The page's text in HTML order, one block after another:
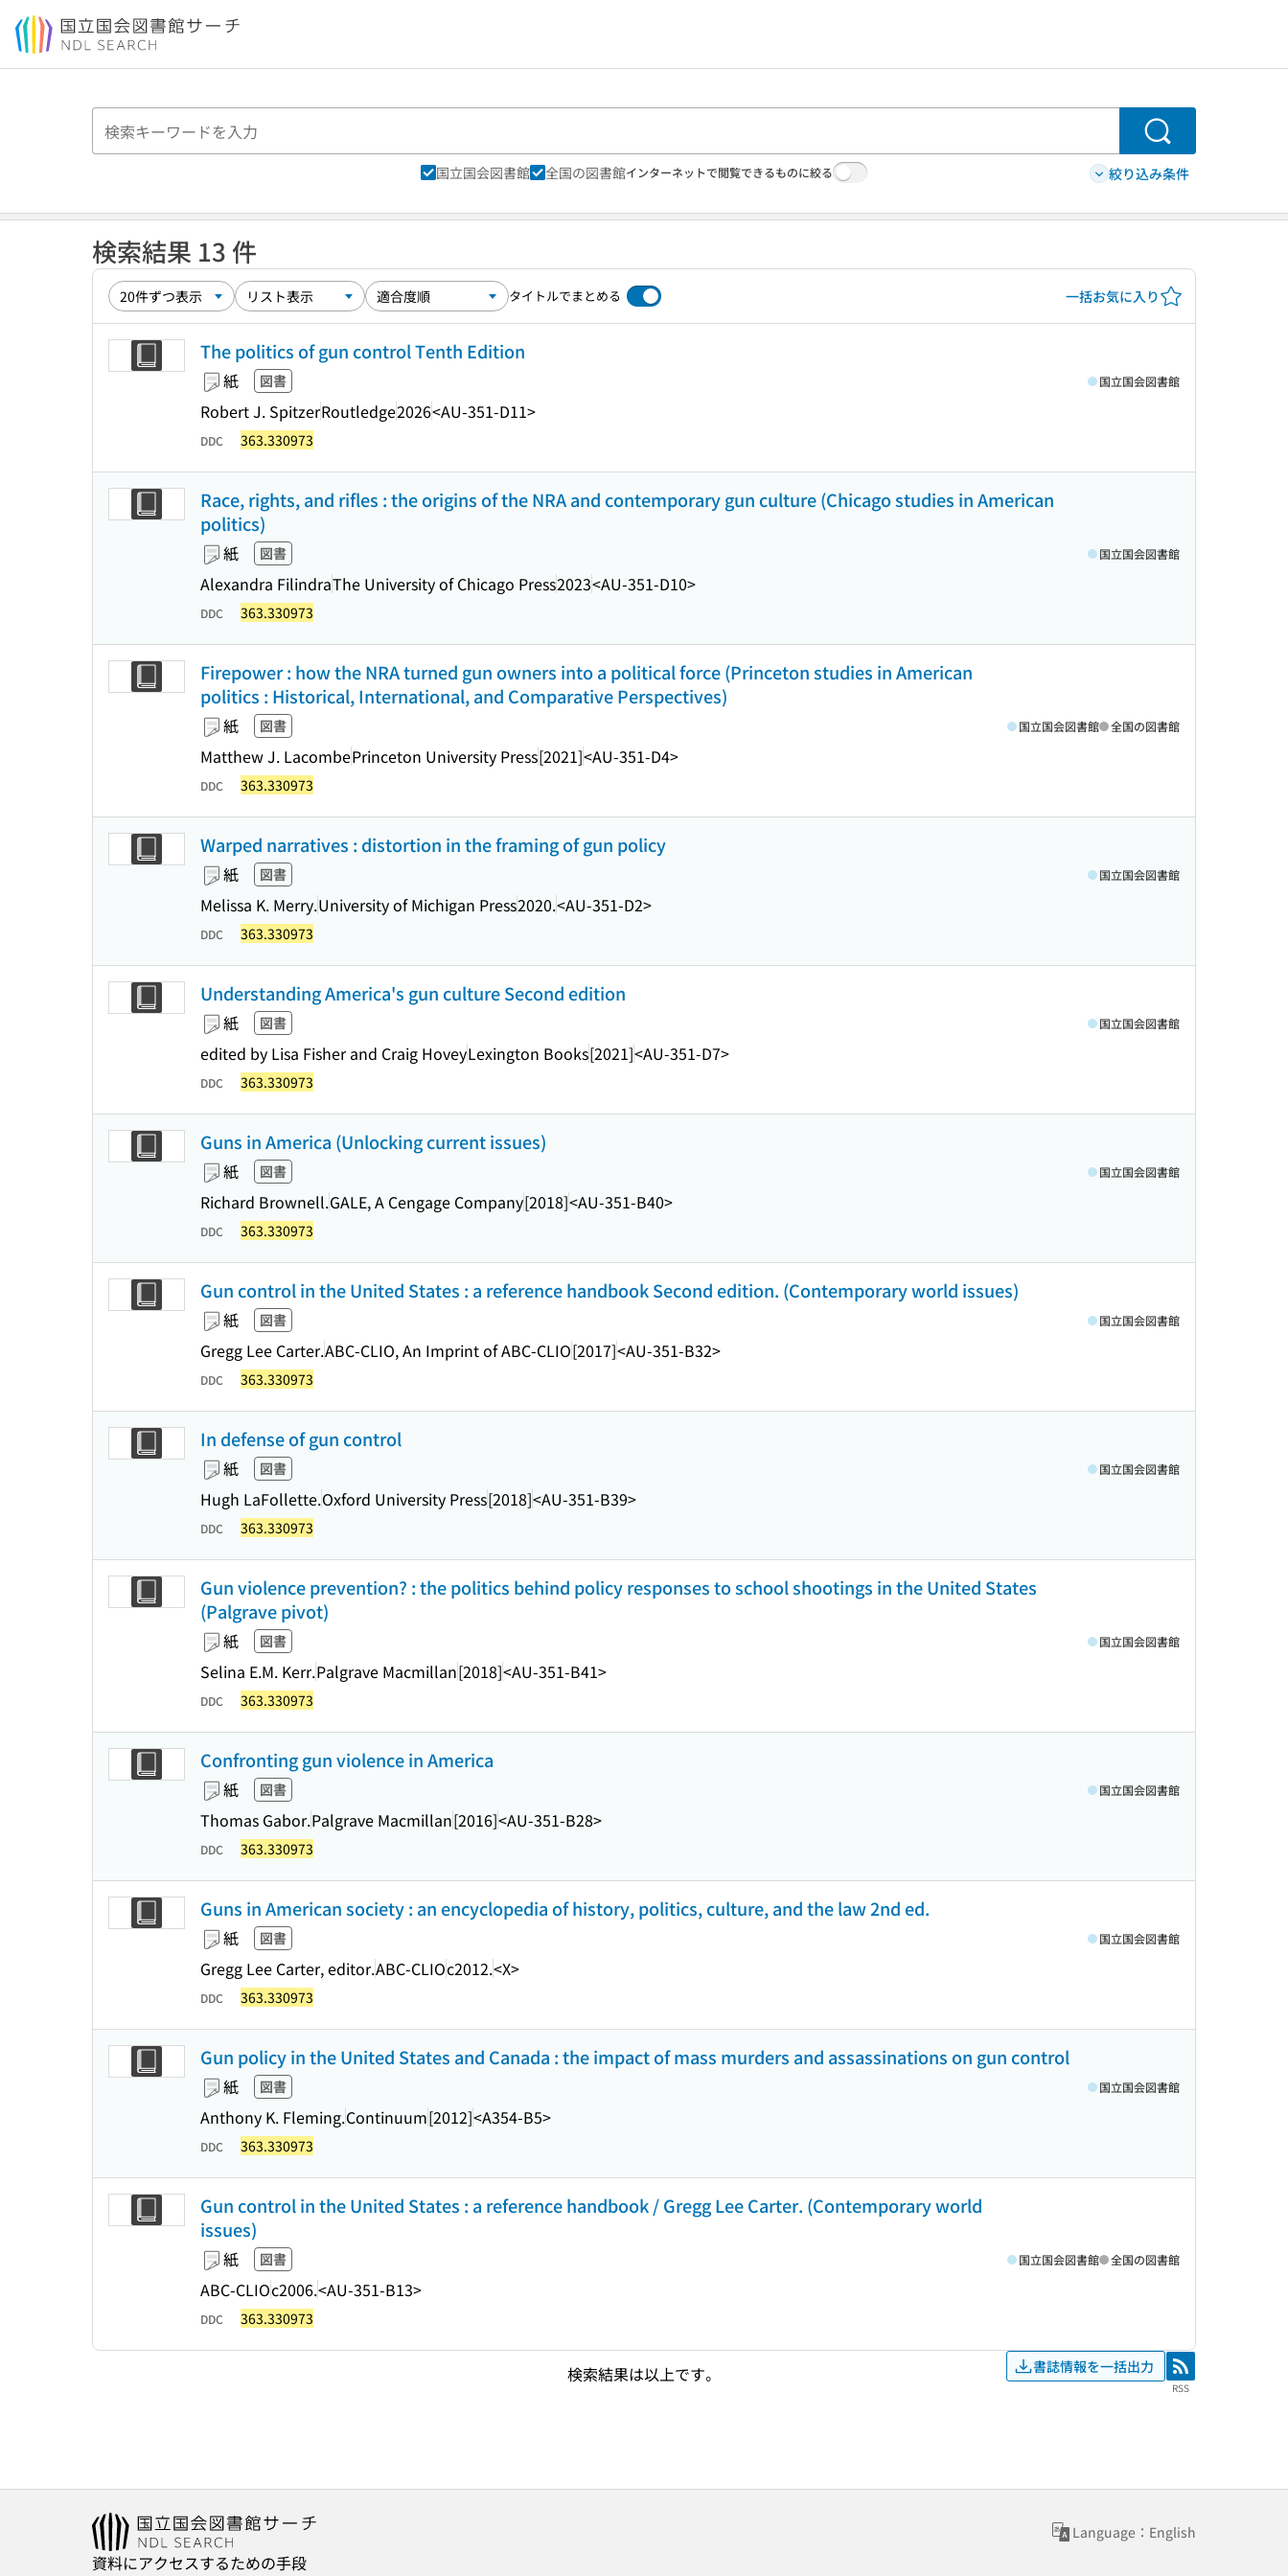
本文へ移動
検索
国立国会図書館 全国の図書館インターネットで閲覧できるものに絞る 絞り込み条件
検索結果 13 件
タイトルでまとめる 一括お気に入り
The politics of gun control Tenth Edition
紙 図書
Robert J. SpitzerRoutledge2026<AU-351-D11>
国立国会図書館
DDC 363.330973
Race, rights, and rifles : the origins of the NRA and contemporary gun culture (Chicago studies in American
politics)
紙 図書
Alexandra FilindraThe University of Chicago Press2023<AU-351-D10>
国立国会図書館
DDC 363.330973
Firepower : how the NRA turned gun owners into a political force (Princeton studies in American
politics : Historical, International, and Comparative Perspectives)
紙 図書
Matthew J. LacombePrinceton University Press[2021]<AU-351-D4>
国立国会図書館 全国の図書館
DDC 363.330973
Warped narratives : distortion in the framing of gun policy
紙 図書
Melissa K. Merry.University of Michigan Press2020.<AU-351-D2>
国立国会図書館
DDC 363.330973
Understanding America's gun culture Second edition
紙 図書
edited by Lisa Fisher and Craig HoveyLexington Books[2021]<AU-351-D7>
国立国会図書館
DDC 363.330973
Guns in America (Unlocking current issues)
紙 図書
Richard Brownell.GALE, A Cengage Company[2018]<AU-351-B40>
国立国会図書館
DDC 363.330973
Gun control in the United States : a reference handbook Second edition. (Contemporary world issues)
紙 図書
Gregg Lee Carter.ABC-CLIO, An Imprint of ABC-CLIO[2017]<AU-351-B32>
国立国会図書館
DDC 363.330973
In defense of gun control
紙 図書
Hugh LaFollette.Oxford University Press[2018]<AU-351-B39>
国立国会図書館
DDC 363.330973
Gun violence prevention? : the politics behind policy responses to school shootings in the United States
(Palgrave pivot)
紙 図書
Selina E.M. Kerr.Palgrave Macmillan[2018]<AU-351-B41>
国立国会図書館
DDC 363.330973
Confronting gun violence in America
紙 図書
Thomas Gabor.Palgrave Macmillan[2016]<AU-351-B28>
国立国会図書館
DDC 363.330973
Guns in American society : an encyclopedia of history, politics, culture, and the law 2nd ed.
紙 図書
Gregg Lee Carter, editor.ABC-CLIOc2012.<X>
国立国会図書館
DDC 363.330973
Gun policy in the United States and Canada : the impact of mass murders and assassinations on gun control
紙 図書
Anthony K. Fleming.Continuum[2012]<A354-B5>
国立国会図書館
DDC 363.330973
Gun control in the United States : a reference handbook / Gregg Lee Carter. (Contemporary world
issues)
紙 図書
ABC-CLIOc2006.<AU-351-B13>
国立国会図書館 全国の図書館
DDC 363.330973
検索結果は以上です。 書誌情報を一括出力 RSS
RSS
Language：English
資料にアクセスするための手段